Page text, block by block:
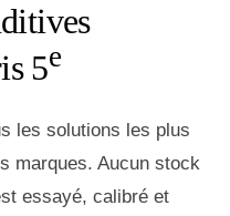
5e
les solutions les plus
marques. Aucun stock
essayé, calibré et